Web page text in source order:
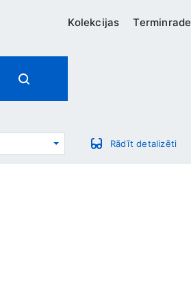
Kolekcijas Terminrade
Rādīt detalizēti